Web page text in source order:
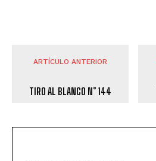
ARTÍCULO ANTERIOR
TIRO AL BLANCO N° 144